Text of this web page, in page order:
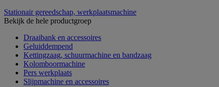
Stationair gereedschap, werkplaatsmachine
Bekijk de hele productgroep
Draaibank en accessoires
Geluiddempend
Kettingzaag, schuurmachine en bandzaag
Kolomboormachine
Pers werkplaats
Slijpmachine en accessoires